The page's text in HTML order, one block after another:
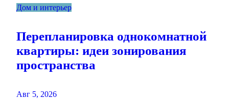
Дом и интерьер
Перепланировка однокомнатной
квартиры: идеи зонирования
пространства
Авг 5, 2026